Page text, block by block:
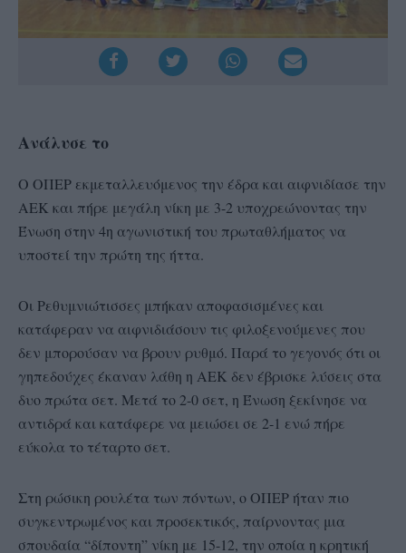
Ανάλυσε το
Ο ΟΠΕΡ εκμεταλλευόμενος την έδρα και αιφνιδίασε την
ΑΕΚ και πήρε μεγάλη νίκη με 3-2 υποχρεώνοντας την
Ένωση στην 4η αγωνιστική του πρωταθλήματος να
υποστεί την πρώτη της ήττα.
Οι Ρεθυμνιώτισσες μπήκαν αποφασισμένες και
κατάφεραν να αιφνιδιάσουν τις φιλοξενούμενες που
δεν μπορούσαν να βρουν ρυθμό. Παρά το γεγονός ότι οι
γηπεδούχες έκαναν λάθη η ΑΕΚ δεν έβρισκε λύσεις στα
δυο πρώτα σετ. Μετά το 2-0 σετ, η Ένωση ξεκίνησε να
αντιδρά και κατάφερε να μειώσει σε 2-1 ενώ πήρε
εύκολα το τέταρτο σετ.
Στη ρώσικη ρουλέτα των πόντων, ο ΟΠΕΡ ήταν πιο
συγκεντρωμένος και προσεκτικός, παίρνοντας μια
σπουδαία “δίποντη” νίκη με 15-12, την οποία η κρητική